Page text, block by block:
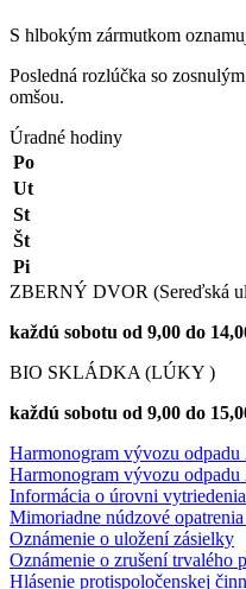
S hlbokým zármutkom
Posledná rozlúčka so
omšou.
Úradné hodiny
Po
Ut
St
Št
Pi
ZBERNÝ DVOR (Sereďská
každú sobotu od 9,00 do
BIO SKLÁDKA (LÚKY )
každú sobotu od 9,00 do
Harmonogram vývozu odpadu
Harmonogram vývozu odpadu
Informácia o úrovni
Mimoriadne núdzové
Oznámenie o uložení zásielky
Oznámenie o zrušení trvalého
Hlásenie protispoločenskej